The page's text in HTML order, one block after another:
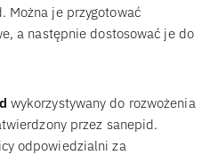
Można je przygotować
a następnie dostosować je do
wykorzystywany do rozwożenia
przez sanepid.
odpowiedzialni za